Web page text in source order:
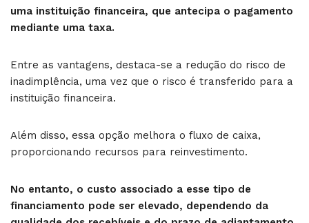
uma instituição financeira, que antecipa o pagamento
mediante uma taxa.
Entre as vantagens, destaca-se a redução do risco de
inadimplência, uma vez que o risco é transferido para a
instituição financeira.
Além disso, essa opção melhora o fluxo de caixa,
proporcionando recursos para reinvestimento.
No entanto, o custo associado a esse tipo de
financiamento pode ser elevado, dependendo da